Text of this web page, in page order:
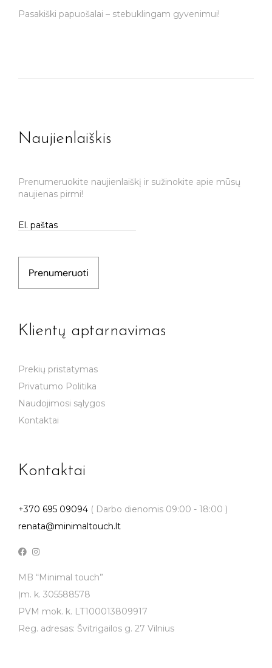
Pasakiški papuošalai – stebuklingam gyvenimui!
Naujienlaiškis
Prenumeruokite naujienlaiškį ir sužinokite apie mūsų
naujienas pirmi!
Prenumeruoti
Klientų aptarnavimas
Prekių pristatymas
Privatumo Politika
Naudojimosi sąlygos
Kontaktai
Kontaktai
+370 695 09094 ( Darbo dienomis 09:00 - 18:00 )
renata@minimaltouch.lt
MB “Minimal touch”
Įm. k. 305588578
PVM mok. k. LT100013809917
Reg. adresas: Švitrigailos g. 27 Vilnius